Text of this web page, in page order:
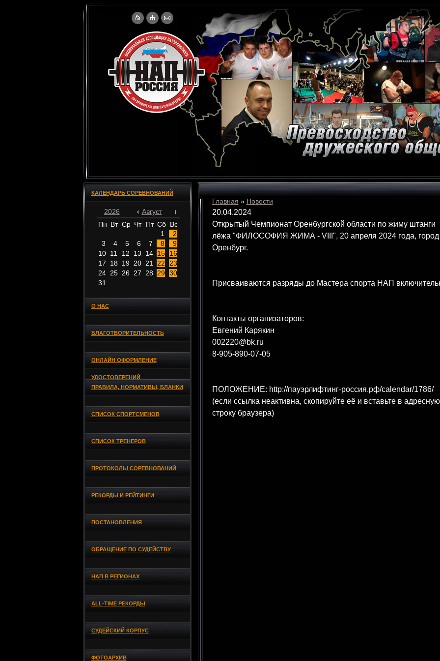
КАЛЕНДАРЬ СОРЕВНОВАНИЙ
2026
Август
Пн Вт Ср Чт Пт Сб Вс
1
2
3
4 5 6 7 8
9
10 11 12 13 14 15
16
17
18 19 20 21 22
23
24 25 26 27 28 29 30
31
О НАС
БЛАГОТВОРИТЕЛЬНОСТЬ
ОНЛАЙН ОФОРМЛЕНИЕ
УДОСТОВЕРЕНИЙ
ПРАВИЛА, НОРМАТИВЫ, БЛАНКИ
СПИСОК СПОРТСМЕНОВ
СПИСОК ТРЕНЕРОВ
ПРОТОКОЛЫ СОРЕВНОВАНИЙ
РЕКОРДЫ И РЕЙТИНГИ
ПОСТАНОВЛЕНИЯ
ОБРАЩЕНИЕ ПО СУДЕЙСТВУ
НАП В РЕГИОНАХ
ALL-TIME РЕКОРДЫ
СУДЕЙСКИЙ КОРПУС
ФОТОАРХИВ
Главная » Новости
20.04.2024
Открытый Чемпионат Оренбургской области по жиму штанги
лёжа "ФИЛОСОФИЯ ЖИМА - VIII", 20 апреля 2024 года, город
Оренбург.
Присваиваются разряды до Мастера спорта НАП
Контакты организаторов:
Евгений Карякин
002220@bk.ru
8-905-890-07-05
ПОЛОЖЕНИЕ: http://пауэрлифтинг-россия.рф/calendar/1786/
(если ссылка неактивна, скопируйте её и вставьте в адресную
строку браузера)